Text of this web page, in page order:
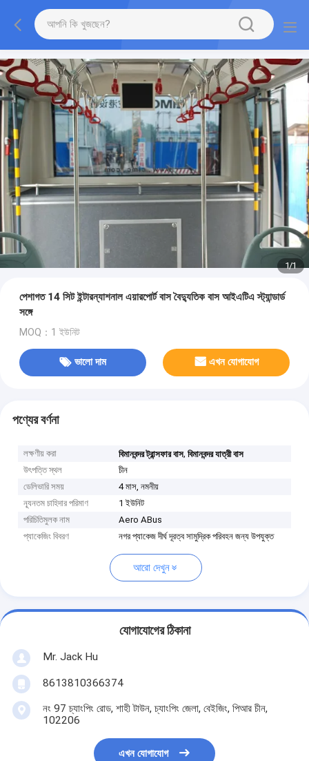
1/1
পেশাগত 14 সিট ইন্টারন্যাশনাল এয়ারপোর্ট বাস বৈদ্যুতিক বাস আইএটিএ স্ট্যান্ডার্ড
সঙ্গে
MOQ：1 ইউনিট
ভালো দাম এখন যোগাযোগ
পণ্যের বর্ণনা
লক্ষণীয় করা বিমানবন্দর ট্রান্সফার বাস,বিমানবন্দর যাত্রী বাস
উৎপত্তি স্থল
চীন
ডেলিভারি সময়
4 মাস, নমনীয়
ন্যূনতম চাহিদার পরিমাণ
1 ইউনিট
পরিচিতিমুলক নাম
Aero ABus
প্যাকেজিং বিবরণ
নগর প্যাকেজ দীর্ঘ দূরত্ব সামুদ্রিক পরিবহন জন্য উপযুক্ত
আরো দেখুন
যোগাযোগের ঠিকানা
Mr. Jack Hu
8613810366374
নং 97 চ্যাংপিং রোড, শাহী টাউন, চ্যাংপিং জেলা, বেইজিং, পিআর চীন,
102206
এখন যোগাযোগ